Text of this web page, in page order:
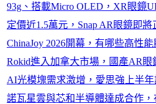
93g、搭載Micro OLED，XR眼鏡
定價近1.5萬元，Snap AR眼鏡即將
ChinaJoy 2026開幕，有哪些高性
Rokid進入加拿大市場，國產AR眼
AI光模塊需求激增，愛思強上半年
諾瓦星雲與芯和半導體達成合作